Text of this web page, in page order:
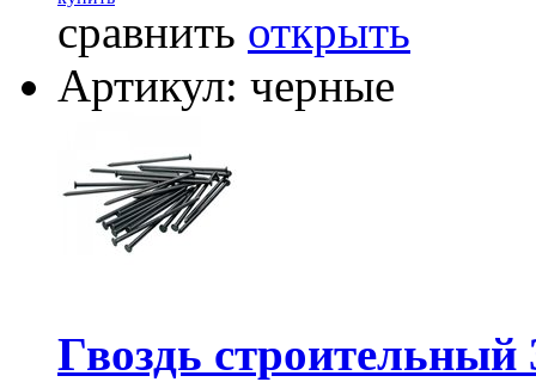
сравнить открыть
Артикул: черные
Гвоздь строительный